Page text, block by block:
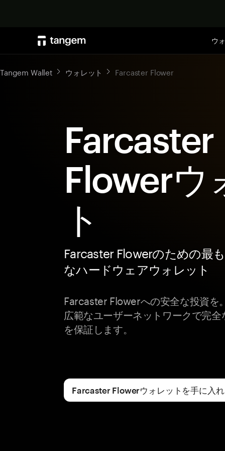
ウ
Tangem Wallet ウォレット Farcaster Flower
Farcaster
Flowerウ
ト
Farcaster Flowerのための最
なハードウェアウォレット
Farcaster Flowerへの安全な投資を
広範なユーザーネットワークで完
を保証します。
Farcaster Flowerウォレットを手に入